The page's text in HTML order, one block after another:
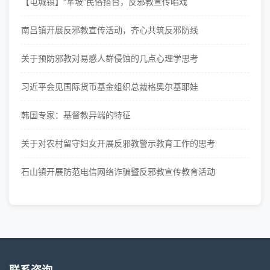
南吕镇开展反邪教宣传活动，齐心共筑反邪防线
关于预防邪教对易感人群侵蚀的几点心理学思考
习近平会见国际货币基金组织总裁格奥尔基耶娃
韩国专家：基督教异端的特征
关于对农村留守妇女开展反邪教警示教育工作的思考
石山镇开展防范电信网络诈骗暨反邪教宣传教育活动